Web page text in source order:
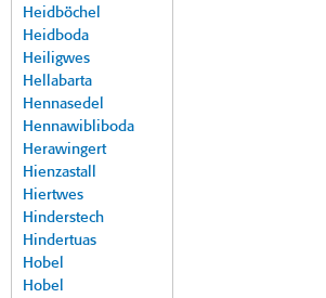
Heidböchel
Heidboda
Heiligwes
Hellabarta
Hennasedel
Hennawibliboda
Herawingert
Hienzastall
Hiertwes
Hinderstech
Hindertuas
Hobel
Hobel